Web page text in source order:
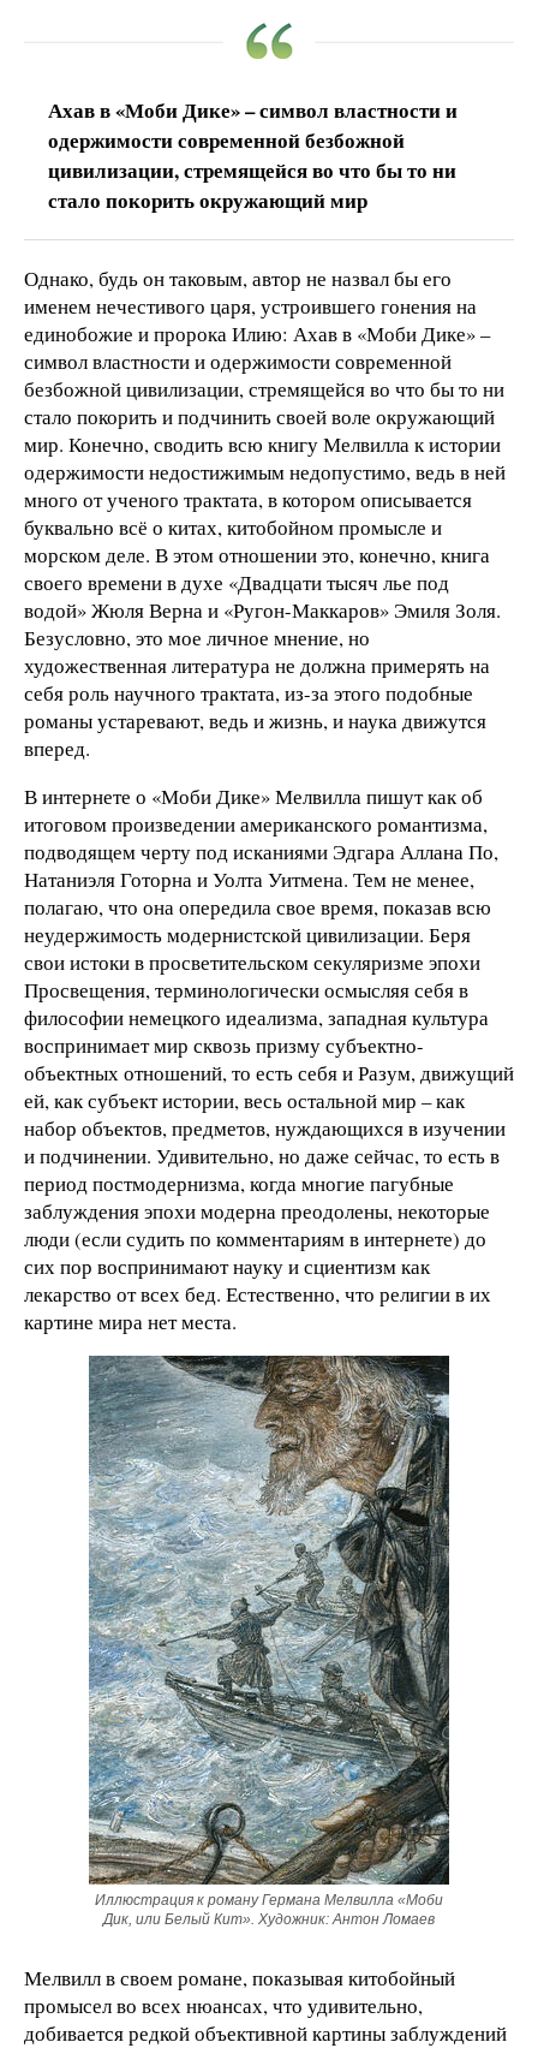
Ахав в «Моби Дике» – символ властности и
одержимости современной безбожной
цивилизации, стремящейся во что бы то ни
стало покорить окружающий мир
Однако, будь он таковым, автор не назвал бы его
именем нечестивого царя, устроившего гонения на
единобожие и пророка Илию: Ахав в «Моби Дике» –
символ властности и одержимости современной
безбожной цивилизации, стремящейся во что бы то ни
стало покорить и подчинить своей воле окружающий
мир. Конечно, сводить всю книгу Мелвилла к истории
одержимости недостижимым недопустимо, ведь в ней
много от ученого трактата, в котором описывается
буквально всё о китах, китобойном промысле и
морском деле. В этом отношении это, конечно, книга
своего времени в духе «Двадцати тысяч лье под
водой» Жюля Верна и «Ругон-Маккаров» Эмиля Золя.
Безусловно, это мое личное мнение, но
художественная литература не должна примерять на
себя роль научного трактата, из-за этого подобные
романы устаревают, ведь и жизнь, и наука движутся
вперед.
В интернете о «Моби Дике» Мелвилла пишут как об
итоговом произведении американского романтизма,
подводящем черту под исканиями Эдгара Аллана По,
Натаниэля Готорна и Уолта Уитмена. Тем не менее,
полагаю, что она опередила свое время, показав всю
неудержимость модернистской цивилизации. Беря
свои истоки в просветительском секуляризме эпохи
Просвещения, терминологически осмысляя себя в
философии немецкого идеализма, западная культура
воспринимает мир сквозь призму субъектно-
объектных отношений, то есть себя и Разум, движущий
ей, как субъект истории, весь остальной мир – как
набор объектов, предметов, нуждающихся в изучении
и подчинении. Удивительно, но даже сейчас, то есть в
период постмодернизма, когда многие пагубные
заблуждения эпохи модерна преодолены, некоторые
люди (если судить по комментариям в интернете) до
сих пор воспринимают науку и сциентизм как
лекарство от всех бед. Естественно, что религии в их
картине мира нет места.
Иллюстрация к роману Германа Мелвилла «Моби
Дик, или Белый Кит». Художник: Антон Ломаев
Мелвилл в своем романе, показывая китобойный
промысел во всех нюансах, что удивительно,
добивается редкой объективной картины заблуждений